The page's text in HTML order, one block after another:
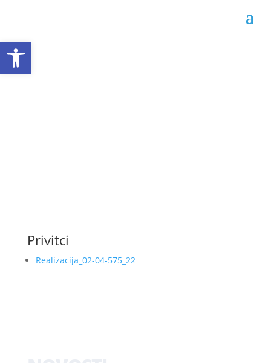
Privitci
Realizacija_02-04-575_22
Open toolbar